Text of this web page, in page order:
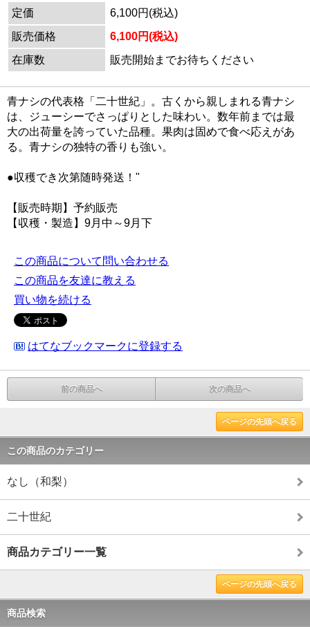
定価
6,100円(税込)
販売価格
6,100円(税込)
在庫数
販売開始までお待ちください
青ナシの代表格「二十世紀」。古くから親しまれる青ナシ
は、ジューシーでさっぱりとした味わい。数年前までは最
大の出荷量を誇っていた品種。果肉は固めで食べ応えがあ
る。青ナシの独特の香りも強い。
●収穫でき次第随時発送！"
【販売時期】予約販売
【収穫・製造】9月中～9月下
この商品について問い合わせる
この商品を友達に教える
買い物を続ける
はてなブックマークに登録する
前の商品へ 次の商品へ
ページの先頭へ戻る
この商品のカテゴリー
なし（和梨）
二十世紀
商品カテゴリー一覧
ページの先頭へ戻る
商品検索